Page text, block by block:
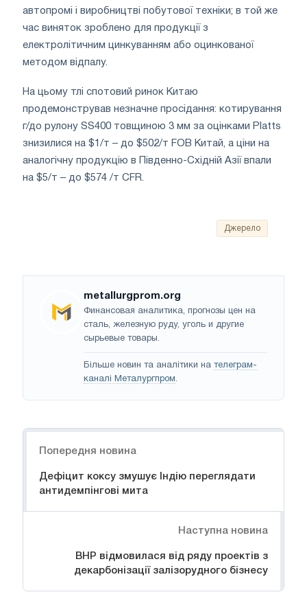
автопромі і виробництві побутової техніки; в той же
час виняток зроблено для продукції з
електролітичним цинкуванням або оцинкованої
методом відпалу.
На цьому тлі спотовий ринок Китаю
продемонстрував незначне просідання: котирування
г/до рулону SS400 товщиною 3 мм за оцінками Platts
знизилися на $1/т – до $502/т FOB Китай, а ціни на
аналогічну продукцію в Південно-Східній Азії впали
на $5/т – до $574 /т CFR.
Джерело
metallurgprom.org
Финансовая аналитика, прогнозы цен на
сталь, железную руду, уголь и другие
сырьевые товары.
Більше новин та аналітики на телеграм-
каналі Металургпром.
Попередня новина
Дефіцит коксу змушує Індію переглядати
антидемпінгові мита
Наступна новина
BHP відмовилася від ряду проектів з
декарбонізації залізорудного бізнесу